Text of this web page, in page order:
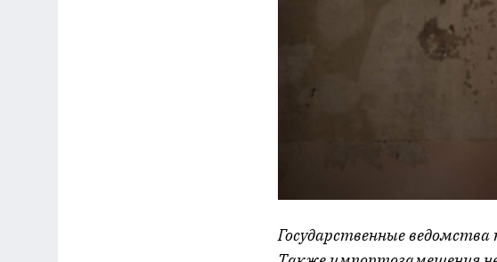
Государственные